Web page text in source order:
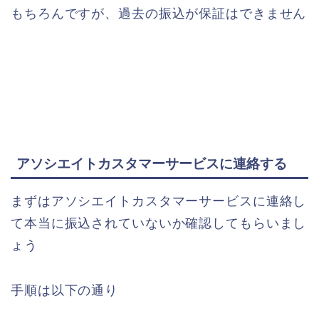
もちろんですが、過去の振込が保証はできません
アソシエイトカスタマーサービスに連絡する
まずはアソシエイトカスタマーサービスに連絡し
て本当に振込されていないか確認してもらいまし
ょう
手順は以下の通り